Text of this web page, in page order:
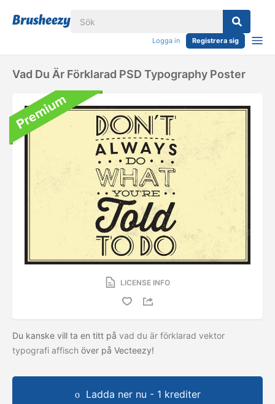
Logga in Registrera sig
Vad Du Är Förklarad PSD Typography Poster
LICENSE INFO
Du kanske vill ta en titt på vad du är förklarad vektor
typografi affisch över på Vecteezy!
Ladda ner nu - 1 krediter